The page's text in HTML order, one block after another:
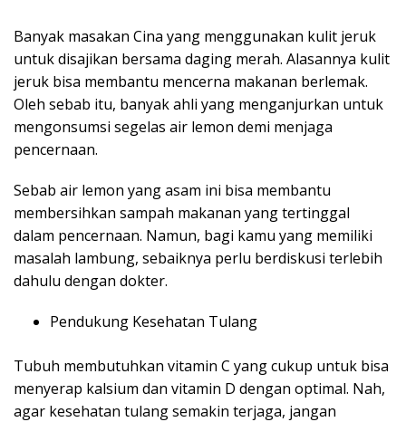
Banyak masakan Cina yang menggunakan kulit jeruk
untuk disajikan bersama daging merah. Alasannya kulit
jeruk bisa membantu mencerna makanan berlemak.
Oleh sebab itu, banyak ahli yang menganjurkan untuk
mengonsumsi segelas air lemon demi menjaga
pencernaan.
Sebab air lemon yang asam ini bisa membantu
membersihkan sampah makanan yang tertinggal
dalam pencernaan. Namun, bagi kamu yang memiliki
masalah lambung, sebaiknya perlu berdiskusi terlebih
dahulu dengan dokter.
Pendukung Kesehatan Tulang
Tubuh membutuhkan vitamin C yang cukup untuk bisa
menyerap kalsium dan vitamin D dengan optimal. Nah,
agar kesehatan tulang semakin terjaga, jangan